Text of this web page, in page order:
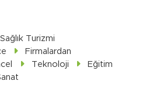
Sağlık Turizmi
Firmalardan
Teknoloji
Eğitim